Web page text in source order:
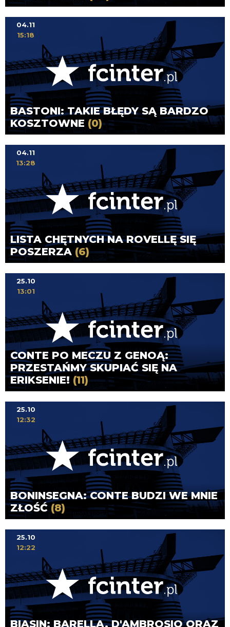
BASTONI: TAKIE BŁĘDY SĄ BARDZO
KOSZTOWNE (0)
04.11
15:18
LISTA CHĘTNYCH NA ROVELLĘ SIĘ
POSZERZA (6)
04.11
13:28
CONTE PO MECZU Z GENOĄ:
PRZESTAŃMY SKUPIAĆ SIĘ NA
ERIKSENIE! (11)
25.10
13:01
BONINSEGNA: CONTE BUDZI WE MNIE
ZŁOŚĆ(8)
25.10
12:32
BIASIN: BARELLA, D'AMBROSIO ORAZ
25.10
12:22